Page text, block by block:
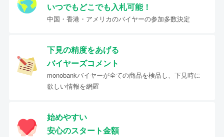
いつでもどこでも入札可能！
中国・香港・アメリカのバイヤーの参加多数決定
下見の精度をあげる
バイヤーズコメント
monobankバイヤーが全ての商品を検品し、下見時に
欲しい情報を網羅
始めやすい
安心のスタート金額